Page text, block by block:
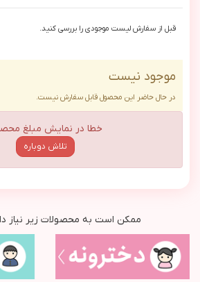
قبل از سفارش لیست موجودی را بررسی کنید.
موجود نیست
در حال حاضر این محصول قابل سفارش نیست.
خطا در نمایش مبلغ
تلاش دوباره
ممکن است به محصولات زیر نیاز